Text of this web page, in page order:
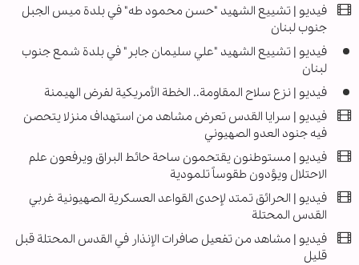
فيديو | تشييع الشهيد "حسن محمود طه" في بلدة ميس الجبل
جنوب لبنان
فيديو | تشييع الشهيد "علي سليمان جابر" في بلدة شمع جنوب
لبنان
فیديو | نزع سلاح المقاومة.. الخطة الأمريكية لفرض الهيمنة
فيديو | سرايا القدس تعرض مشاهد من استهداف منزلا يتحصن
فيه جنود العدو الصهيوني
فيديو | مستوطنون يقتحمون ساحة حائط البراق ويرفعون علم
الاحتلال ويؤدون طقوساً تلمودية
فیديو | الحرائق تمتد لإحدى القواعد العسكرية الصهيونية غربي
القدس المحتلة
فیديو | مشاهد من تفعيل صافرات الإنذار في القدس المحتلة قبل
قليل